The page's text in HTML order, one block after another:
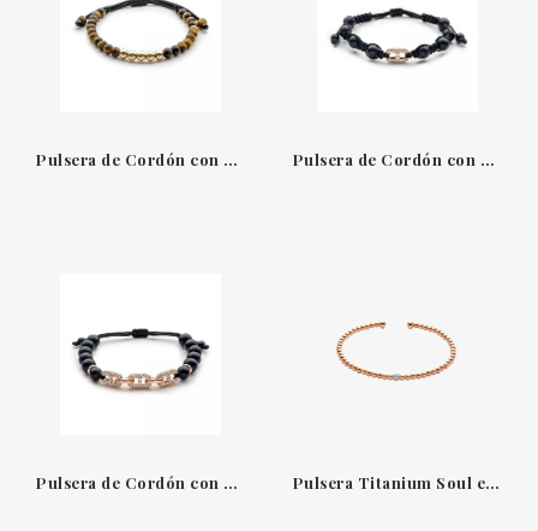
Pulsera de Cordón con Oro Rosa y ojo de tigre de Jaibor B4677JP073 Pulsera de Cordón con Oro Rosa, Onix y Diamantes de Jaibor B2615MP312
Pulsera de Cordón con Oro Rosa, Onix y Diamantes de Jaibor B2616MP312 Pulsera Titanium Soul en oro rosa de 18 quilates con 18 diamantes y cuentas pequeñas